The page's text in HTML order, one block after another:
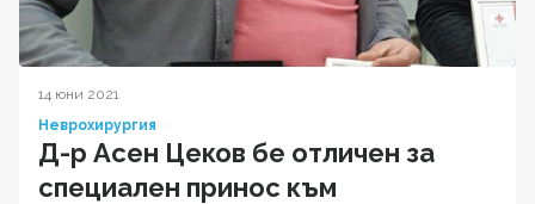
14 юни 2021
Неврохирургия
Д-р Асен Цеков бе отличен за
специален принос към